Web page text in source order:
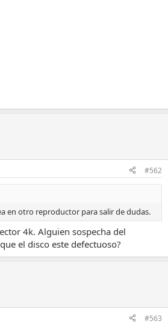
#562
en otro reproductor para salir de dudas.
4k. Alguien sospecha del
el disco este defectuoso?
#563